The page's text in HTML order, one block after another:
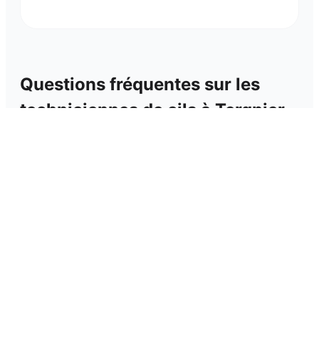
Questions fréquentes sur les
techniciennes de cils à Tergnier